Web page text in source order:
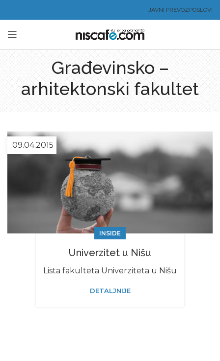
JAVNI PREVOZPOSLOVI
Građevinsko –
arhitektonski fakultet
09.04.2015
INSIDE
Univerzitet u Nišu
Lista fakulteta Univerziteta u Nišu
DETALJNIJE